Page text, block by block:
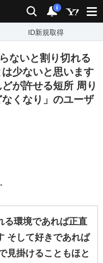
検索 通知
i
ID新規取得
ないと割り切れる
少ないと思います
が許せる短所 周り
くなり」のユーザ
-
る環境であれば正直
そして好きであれば
見掛けることもほと